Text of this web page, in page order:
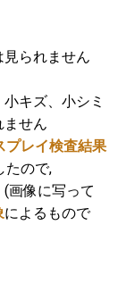
られません
キズ、小シミ
ません
プレイ検査結果
たので,
画像に写って
によるもので